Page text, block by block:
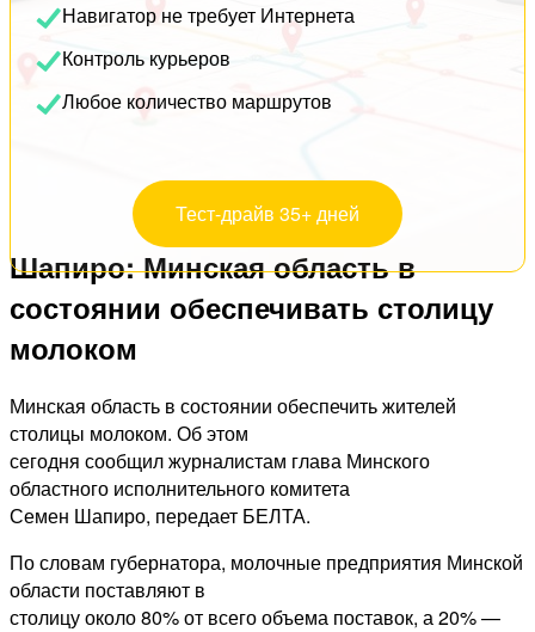
Навигатор не требует Интернета
Контроль курьеров
Любое количество маршрутов
Тест-драйв 35+ дней
Шапиро: Минская область в
состоянии обеспечивать столицу
молоком
Минская область в состоянии обеспечить жителей
столицы молоком. Об этом
сегодня сообщил журналистам глава Минского
областного исполнительного комитета
Семен Шапиро, передает БЕЛТА.
По словам губернатора, молочные предприятия Минской
области поставляют в
столицу около 80% от всего объема поставок, а 20% —